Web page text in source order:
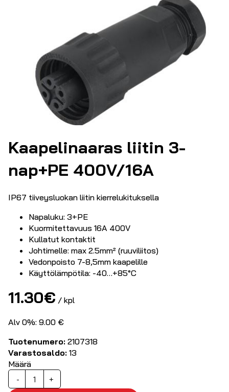
Kaapelinaaras liitin 3-
nap+PE 400V/16A
IP67 tiiveysluokan liitin kierrelukituksella
Napaluku: 3+PE
Kuormitettavuus 16A 400V
Kullatut kontaktit
Johtimelle: max 2.5mm² (ruuviliitos)
Vedonpoisto 7-8,5mm kaapelille
Käyttölämpötila: -40…+85°C
11.30€ / kpl
Alv 0%: 9.00 €
Tuotenumero: 2107318
Varastosaldo: 13
Määrä
-
Kaapelinaaras
liitin
+